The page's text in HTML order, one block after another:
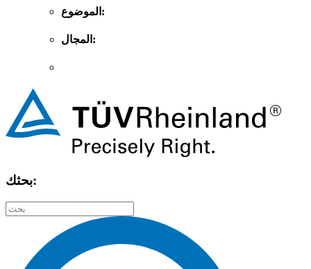
الموضوع:
المجال:
بحثك: